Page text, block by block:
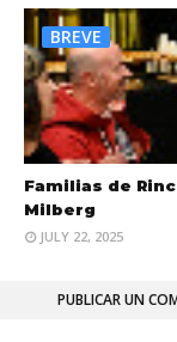
BREVE
Familias de
Milberg
JULY 22, 2025
PUBLICAR UN